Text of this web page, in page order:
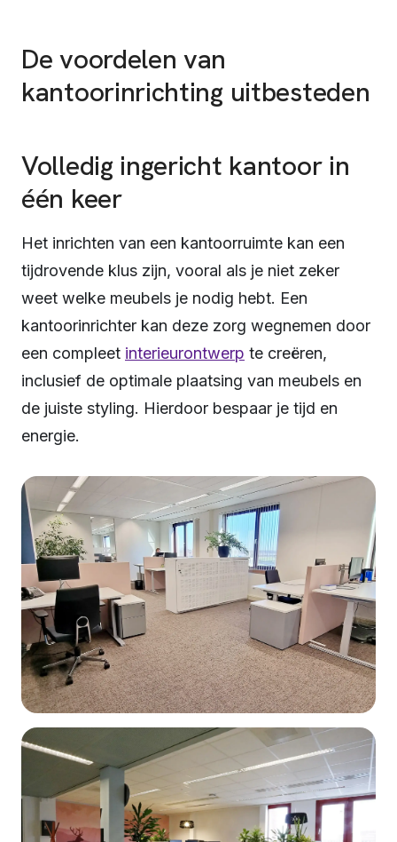
De voordelen van
kantoorinrichting uitbesteden
Volledig ingericht kantoor in
één keer
Het inrichten van een kantoorruimte kan een
tijdrovende klus zijn, vooral als je niet zeker
weet welke meubels je nodig hebt. Een
kantoorinrichter kan deze zorg wegnemen door
een compleet interieurontwerp te creëren,
inclusief de optimale plaatsing van meubels en
de juiste styling. Hierdoor bespaar je tijd en
energie.